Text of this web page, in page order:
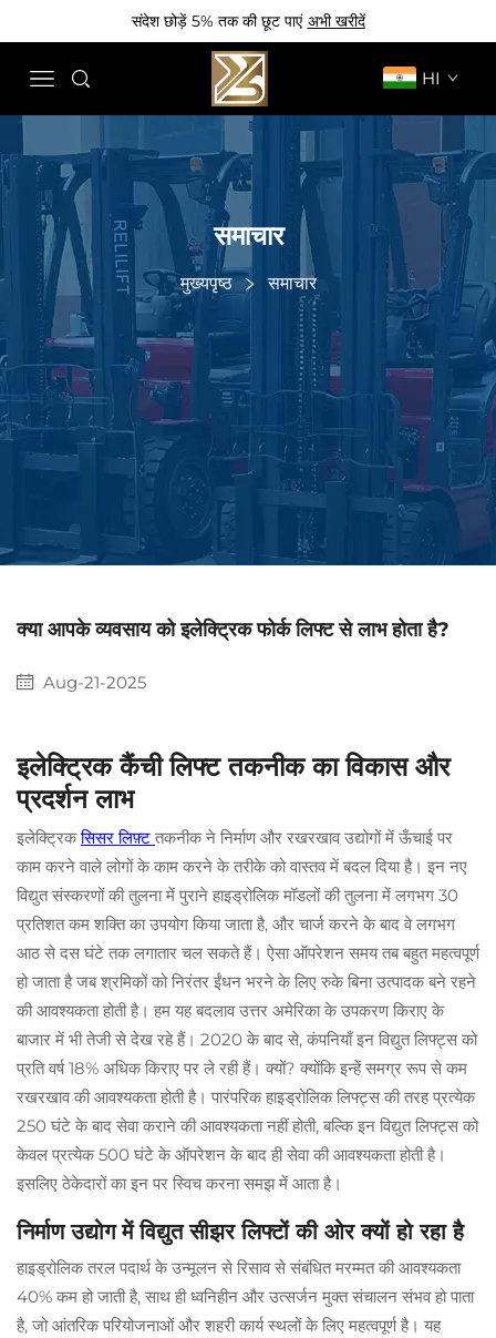
संदेश छोड़ें 5% तक की छूट पाएं अभी खरीदें
HI
समाचार
मुख्यपृष्ठ समाचार
क्या आपके व्यवसाय को इलेक्ट्रिक फोर्क लिफ्ट से लाभ होता है?
Aug-21-2025
इलेक्ट्रिक कैंची लिफ्ट तकनीक का विकास और
प्रदर्शन लाभ
इलेक्ट्रिकसिसर लिफ़्ट तकनीक ने निर्माण और रखरखाव उद्योगों में ऊँचाई पर
काम करने वाले लोगों के काम करने के तरीके को वास्तव में बदल दिया है। इन नए
विद्युत संस्करणों की तुलना में पुराने हाइड्रोलिक मॉडलों की तुलना में लगभग 30
प्रतिशत कम शक्ति का उपयोग किया जाता है, और चार्ज करने के बाद वे लगभग
आठ से दस घंटे तक लगातार चल सकते हैं। ऐसा ऑपरेशन समय तब बहुत महत्वपूर्ण
हो जाता है जब श्रमिकों को निरंतर ईंधन भरने के लिए रुके बिना उत्पादक बने रहने
की आवश्यकता होती है। हम यह बदलाव उत्तर अमेरिका के उपकरण किराए के
बाजार में भी तेजी से देख रहे हैं। 2020 के बाद से, कंपनियाँ इन विद्युत लिफ्ट्स को
प्रति वर्ष 18% अधिक किराए पर ले रही हैं। क्यों? क्योंकि इन्हें समग्र रूप से कम
रखरखाव की आवश्यकता होती है। पारंपरिक हाइड्रोलिक लिफ्ट्स की तरह प्रत्येक
250 घंटे के बाद सेवा कराने की आवश्यकता नहीं होती, बल्कि इन विद्युत लिफ्ट्स को
केवल प्रत्येक 500 घंटे के ऑपरेशन के बाद ही सेवा की आवश्यकता होती है।
इसलिए ठेकेदारों का इन पर स्विच करना समझ में आता है।
निर्माण उद्योग में विद्युत सीझर लिफ्टों की ओर क्यों हो रहा है
हाइड्रोलिक तरल पदार्थ के उन्मूलन से रिसाव से संबंधित मरम्मत की आवश्यकता
40% कम हो जाती है, साथ ही ध्वनिहीन और उत्सर्जन मुक्त संचालन संभव हो पाता
है, जो आंतरिक परियोजनाओं और शहरी कार्य स्थलों के लिए महत्वपूर्ण है। यह